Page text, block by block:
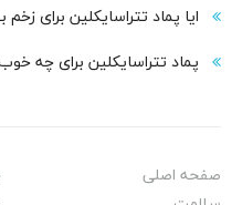
ایا پماد تتراسایکلین برای
پماد تتراسایکلین برای چه
صفحه اصلی